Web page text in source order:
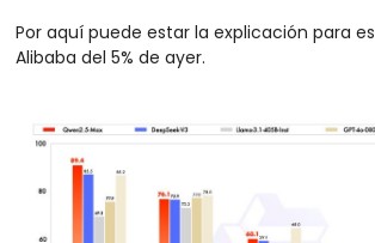
Por aquí puede estar la explicación para
Alibaba del 5% de ayer.